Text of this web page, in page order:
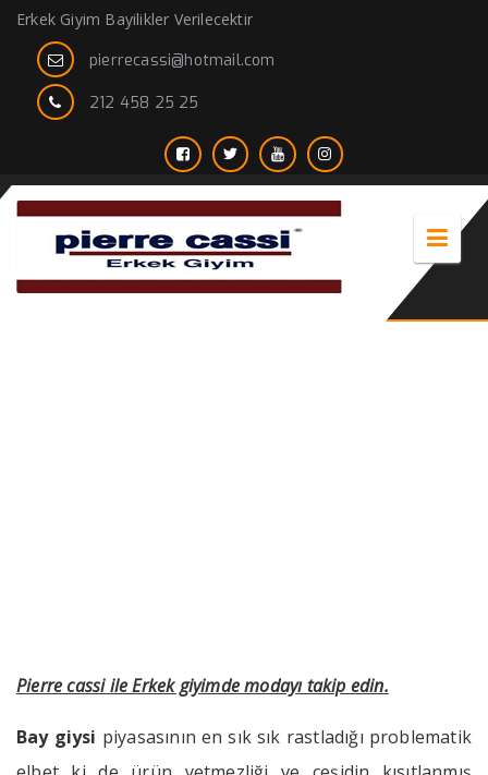
Erkek Giyim Bayilikler Verilecektir
pierrecassi@hotmail.com
212 458 25 25
Pierre cassi ile Erkek giyimde modayı takip edin.
Bay giysi piyasasının en sık sık rastladığı problematik